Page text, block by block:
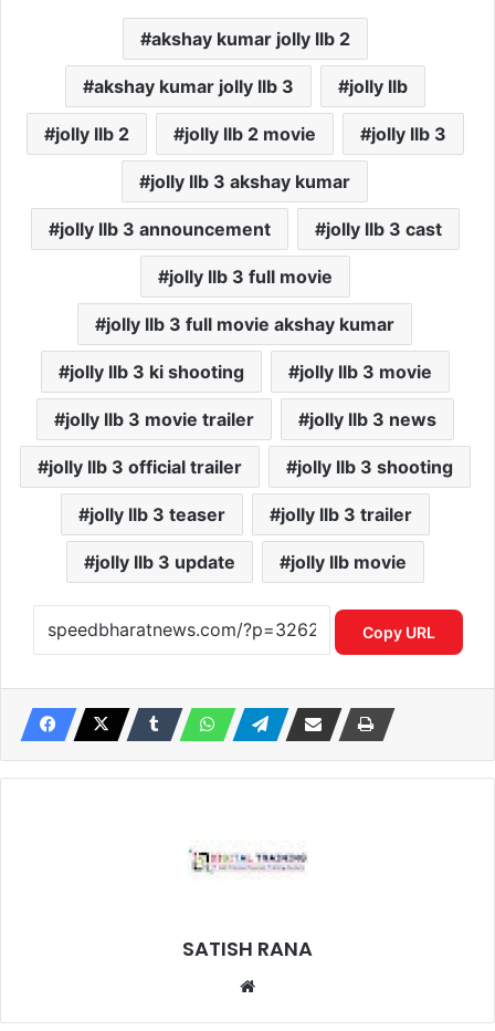
akshay kumar jolly llb 2
akshay kumar jolly llb 3 jolly llb
jolly llb 2 jolly llb 2 movie jolly llb 3
jolly llb 3 akshay kumar
jolly llb 3 announcement jolly llb 3 cast
jolly llb 3 full movie
jolly llb 3 full movie akshay kumar
jolly llb 3 ki shooting jolly llb 3 movie
jolly llb 3 movie trailer jolly llb 3 news
jolly llb 3 official trailer jolly llb 3 shooting
jolly llb 3 teaser jolly llb 3 trailer
jolly llb 3 update jolly llb movie
Copy URL
SATISH RANA